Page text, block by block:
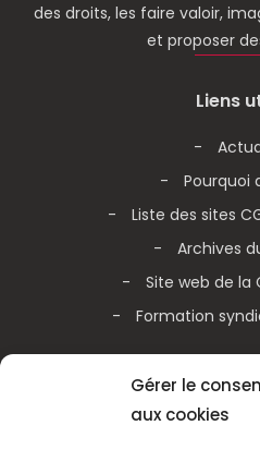
Gérer le
aux cookies
des droits, les faire valoir,
et proposer
Liens
Pourquoi
Liste des sites
Archives
Site web de la
Formation
Actualités